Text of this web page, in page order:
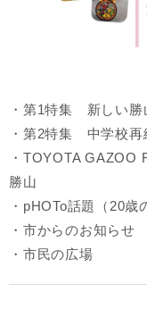
・第1特集 新しい勝
・第2特集 中学校再
・TOYOTA GAZOO
勝山
・pHOTo話題（20歳
・市からのお知らせ
・市民の広場